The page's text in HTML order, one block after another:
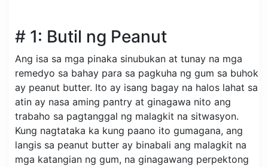
# 1: Butil ng Peanut
Ang isa sa mga pinaka sinubukan at tunay na mga
remedyo sa bahay para sa pagkuha ng gum sa buhok
ay peanut butter. Ito ay isang bagay na halos lahat sa
atin ay nasa aming pantry at ginagawa nito ang
trabaho sa pagtanggal ng malagkit na sitwasyon.
Kung nagtataka ka kung paano ito gumagana, ang
langis sa peanut butter ay binabali ang malagkit na
mga katangian ng gum, na ginagawang perpektong